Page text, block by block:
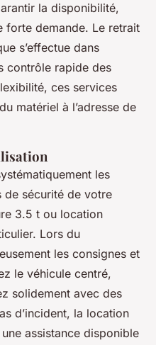
la disponibilité,
forte demande. Le retrait
s’effectue dans
contrôle rapide des
ces services
matériel à l’adresse de
les
de sécurité de votre
3.5 t ou location
Lors du
les consignes et
le véhicule centré,
solidement avec des
d’incident, la location
assistance disponible